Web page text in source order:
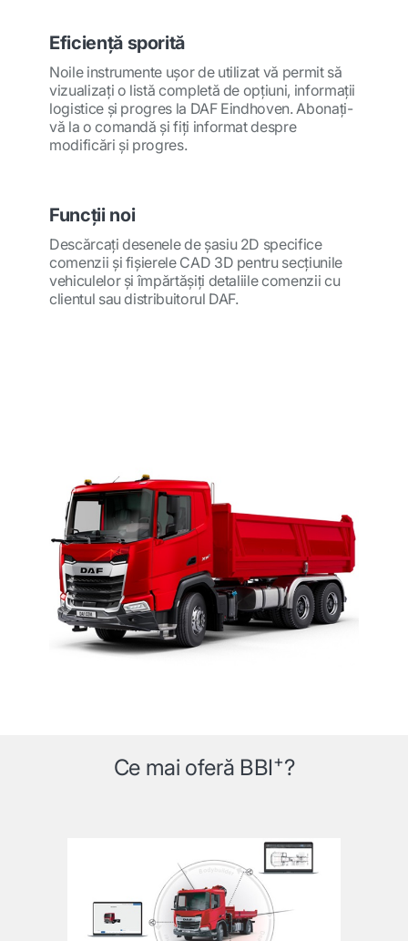
Eficienţă sporită
Noile instrumente uşor de utilizat vă permit să
vizualizaţi o listă completă de opţiuni, informaţii
logistice şi progres la DAF Eindhoven. Abonaţi-
vă la o comandă şi fiţi informat despre
modificări şi progres.
Funcţii noi
Descărcaţi desenele de şasiu 2D specifice
comenzii şi fişierele CAD 3D pentru secţiunile
vehiculelor şi împărtăşiţi detaliile comenzii cu
clientul sau distribuitorul DAF.
Ce mai oferă BBI+?